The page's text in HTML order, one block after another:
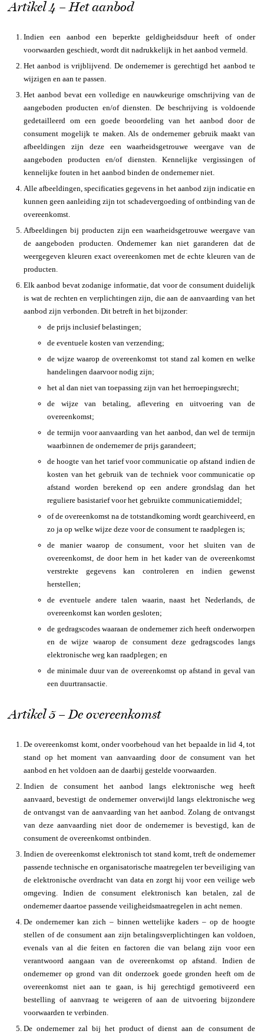
Artikel 4 – Het aanbod
Indien een aanbod een beperkte geldigheidsduur heeft of onder
voorwaarden geschiedt, wordt dit nadrukkelijk in het aanbod vermeld.
Het aanbod is vrijblijvend. De ondernemer is gerechtigd het aanbod te
wijzigen en aan te passen.
Het aanbod bevat een volledige en nauwkeurige omschrijving van de
aangeboden producten en/of diensten. De beschrijving is voldoende
gedetailleerd om een goede beoordeling van het aanbod door de
consument mogelijk te maken. Als de ondernemer gebruik maakt van
afbeeldingen zijn deze een waarheidsgetrouwe weergave van de
aangeboden producten en/of diensten. Kennelijke vergissingen of
kennelijke fouten in het aanbod binden de ondernemer niet.
Alle afbeeldingen, specificaties gegevens in het aanbod zijn indicatie en
kunnen geen aanleiding zijn tot schadevergoeding of ontbinding van de
overeenkomst.
Afbeeldingen bij producten zijn een waarheidsgetrouwe weergave van
de aangeboden producten. Ondernemer kan niet garanderen dat de
weergegeven kleuren exact overeenkomen met de echte kleuren van de
producten.
Elk aanbod bevat zodanige informatie, dat voor de consument duidelijk
is wat de rechten en verplichtingen zijn, die aan de aanvaarding van het
aanbod zijn verbonden. Dit betreft in het bijzonder:
de prijs inclusief belastingen;
de eventuele kosten van verzending;
de wijze waarop de overeenkomst tot stand zal komen en welke
handelingen daarvoor nodig zijn;
het al dan niet van toepassing zijn van het herroepingsrecht;
de wijze van betaling, aflevering en uitvoering van de
overeenkomst;
de termijn voor aanvaarding van het aanbod, dan wel de termijn
waarbinnen de ondernemer de prijs garandeert;
de hoogte van het tarief voor communicatie op afstand indien de
kosten van het gebruik van de techniek voor communicatie op
afstand worden berekend op een andere grondslag dan het
reguliere basistarief voor het gebruikte communicatiemiddel;
of de overeenkomst na de totstandkoming wordt gearchiveerd, en
zo ja op welke wijze deze voor de consument te raadplegen is;
de manier waarop de consument, voor het sluiten van de
overeenkomst, de door hem in het kader van de overeenkomst
verstrekte gegevens kan controleren en indien gewenst
herstellen;
de eventuele andere talen waarin, naast het Nederlands, de
overeenkomst kan worden gesloten;
de gedragscodes waaraan de ondernemer zich heeft onderworpen
en de wijze waarop de consument deze gedragscodes langs
elektronische weg kan raadplegen; en
de minimale duur van de overeenkomst op afstand in geval van
een duurtransactie.
Artikel 5 – De overeenkomst
De overeenkomst komt, onder voorbehoud van het bepaalde in lid 4, tot
stand op het moment van aanvaarding door de consument van het
aanbod en het voldoen aan de daarbij gestelde voorwaarden.
Indien de consument het aanbod langs elektronische weg heeft
aanvaard, bevestigt de ondernemer onverwijld langs elektronische weg
de ontvangst van de aanvaarding van het aanbod. Zolang de ontvangst
van deze aanvaarding niet door de ondernemer is bevestigd, kan de
consument de overeenkomst ontbinden.
Indien de overeenkomst elektronisch tot stand komt, treft de ondernemer
passende technische en organisatorische maatregelen ter beveiliging van
de elektronische overdracht van data en zorgt hij voor een veilige web
omgeving. Indien de consument elektronisch kan betalen, zal de
ondernemer daartoe passende veiligheidsmaatregelen in acht nemen.
De ondernemer kan zich – binnen wettelijke kaders – op de hoogte
stellen of de consument aan zijn betalingsverplichtingen kan voldoen,
evenals van al die feiten en factoren die van belang zijn voor een
verantwoord aangaan van de overeenkomst op afstand. Indien de
ondernemer op grond van dit onderzoek goede gronden heeft om de
overeenkomst niet aan te gaan, is hij gerechtigd gemotiveerd een
bestelling of aanvraag te weigeren of aan de uitvoering bijzondere
voorwaarden te verbinden.
De ondernemer zal bij het product of dienst aan de consument de